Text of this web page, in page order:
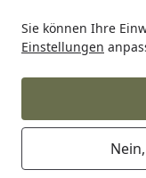
Sie können Ihre
Einstellungen
Startseite
Catz finefood
Catz
-
hochwertigem
nur von
aus Deutschland